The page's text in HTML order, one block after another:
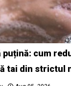
puțină: cum
tai din strictul